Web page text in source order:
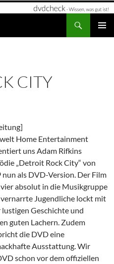
CITY
Home Entertainment
uns Adam Rifkins
„Detroit Rock City“ von
nun als DVD-Version. Der Film
absolut in die Musikgruppe
vernarrte Jugendliche lockt mit
lustigen Geschichte und
guten Lachern. Zudem
die DVD eine
Ausstattung. Wir
schon vor dem offiziellen